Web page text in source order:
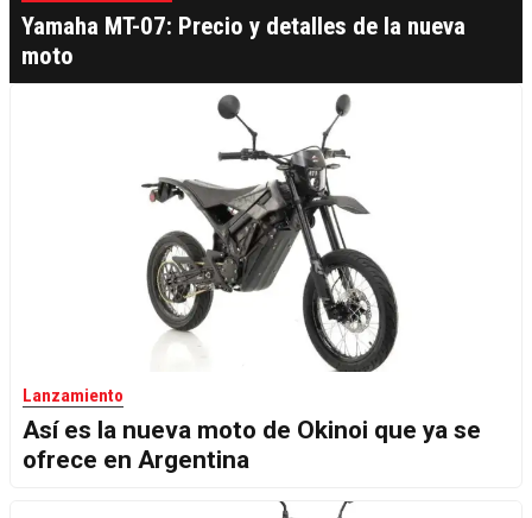
Yamaha MT-07: Precio y detalles de la nueva
moto
Lanzamiento
Así es la nueva moto de Okinoi que ya se
ofrece en Argentina